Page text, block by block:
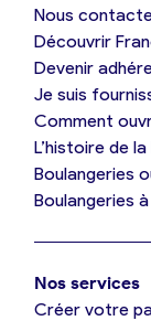
Je suis
Je
Mes
Je
Nous
Découvrir
Devenir
Je suis
Comment
L’histoire de
Boulangeries
Boulangeries
Nos services
Créer votre